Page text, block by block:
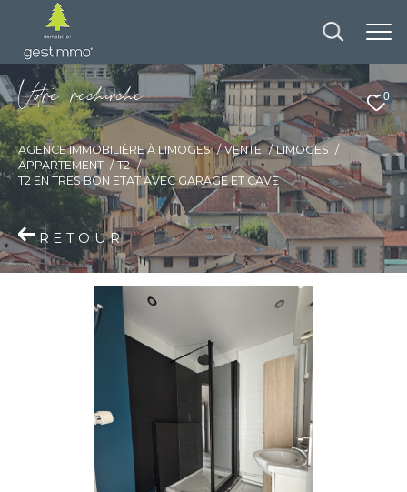
0
Vore recece
AGENCE IMMOBILIÈRE À LIMOGES VENTE
LIMOGES
APPARTEMENT
T2
T2 EN TRES BON ETAT AVEC GARAGE ET CAVE
RETOUR